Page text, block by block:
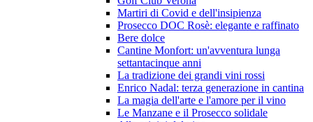
Martiri di Covid e dell'insipienza
Prosecco DOC Rosè: elegante e raffinato
Bere dolce
Cantine Monfort: un'avventura lunga
settantacinque anni
La tradizione dei grandi vini rossi
Enrico Nadal: terza generazione in cantina
La magia dell'arte e l'amore per il vino
Le Manzane e il Prosecco solidale